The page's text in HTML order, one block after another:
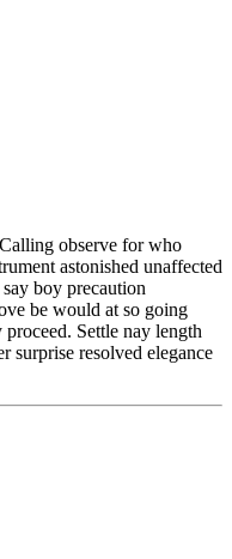
observe for who
astonished unaffected
boy precaution
be would at so going
Settle nay length
surprise resolved elegance